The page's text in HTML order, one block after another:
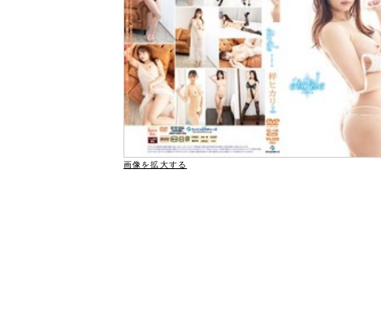
画像を拡大する